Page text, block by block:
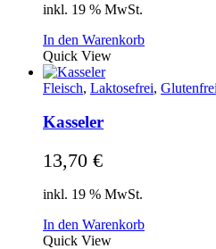
inkl. 19 % MwSt.
In den Warenkorb
Quick View
Fleisch, Laktosefrei, Glutenfrei
Kasseler
13,70 €
inkl. 19 % MwSt.
In den Warenkorb
Quick View